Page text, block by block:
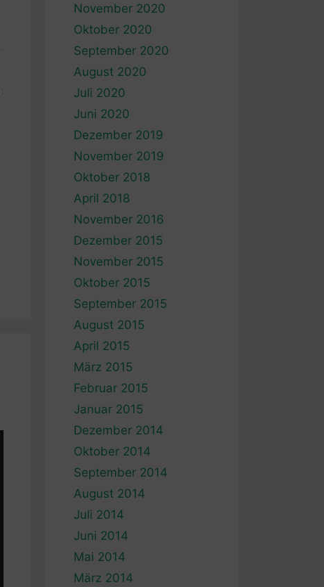
November 2020
Oktober 2020
September 2020
August 2020
Juli 2020
Juni 2020
Dezember 2019
November 2019
Oktober 2018
April 2018
November 2016
Dezember 2015
November 2015
Oktober 2015
September 2015
August 2015
April 2015
März 2015
Februar 2015
Januar 2015
Dezember 2014
Oktober 2014
September 2014
August 2014
Juli 2014
Juni 2014
Mai 2014
März 2014